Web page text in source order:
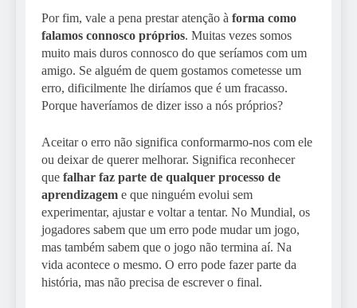
Por fim, vale a pena prestar atenção à forma como
falamos connosco próprios. Muitas vezes somos
muito mais duros connosco do que seríamos com um
amigo. Se alguém de quem gostamos cometesse um
erro, dificilmente lhe diríamos que é um fracasso.
Porque haveríamos de dizer isso a nós próprios?
Aceitar o erro não significa conformarmo-nos com ele
ou deixar de querer melhorar. Significa reconhecer
que falhar faz parte de qualquer processo de
aprendizagem e que ninguém evolui sem
experimentar, ajustar e voltar a tentar. No Mundial, os
jogadores sabem que um erro pode mudar um jogo,
mas também sabem que o jogo não termina aí. Na
vida acontece o mesmo. O erro pode fazer parte da
história, mas não precisa de escrever o final.